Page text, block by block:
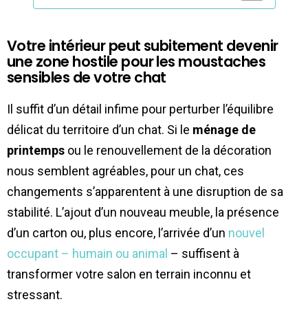
Votre intérieur peut subitement devenir
une zone hostile pour les moustaches
sensibles de votre chat
Il suffit d’un détail infime pour perturber l’équilibre
délicat du territoire d’un chat. Si le ménage de
printemps ou le renouvellement de la décoration
nous semblent agréables, pour un chat, ces
changements s’apparentent à une disruption de sa
stabilité. L’ajout d’un nouveau meuble, la présence
d’un carton ou, plus encore, l’arrivée d’un nouvel
occupant – humain ou animal – suffisent à
transformer votre salon en terrain inconnu et
stressant.